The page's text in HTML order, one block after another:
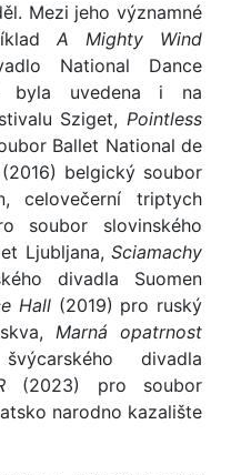
Mezi jeho významné
A Mighty Wind
National Dance
byla uvedena i na
Sziget, Pointless
Ballet National de
belgický soubor
celovečerní triptych
soubor slovinského
Ljubljana, Sciamachy
divadla Suomen
Hall (2019) pro ruský
Marná opatrnost
divadla
(2023) pro soubor
narodno kazalište